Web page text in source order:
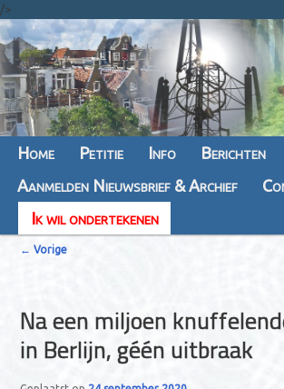
/>
Hoofdmenu
Spring
naar
de
primaire
Spring
naar
de
secundaire
Home Petitie Info
Berichten
Aanmelden Nieuwsbrief & Archief
Ik wil ondertekenen
B
c
← Vorige
Na een miljoen
in Berlijn, géén uitbraak